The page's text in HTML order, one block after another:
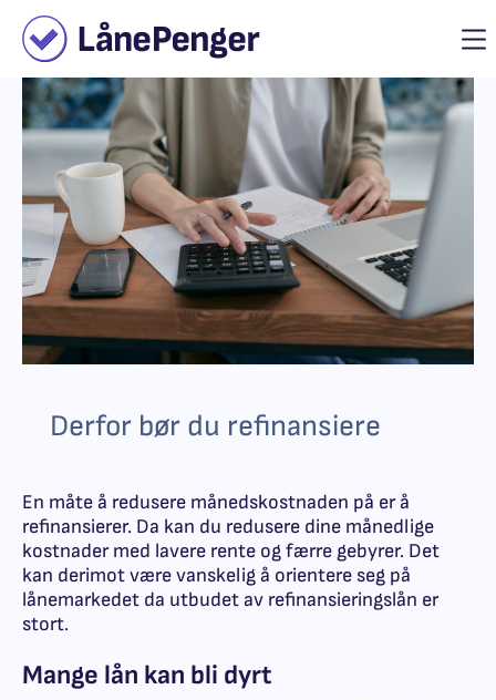
Derfor bør du refinansiere
En måte å redusere månedskostnaden på er å
refinansierer. Da kan du redusere dine månedlige
kostnader med lavere rente og færre gebyrer. Det
kan derimot være vanskelig å orientere seg på
lånemarkedet da utbudet av refinansieringslån er
stort.
Mange lån kan bli dyrt